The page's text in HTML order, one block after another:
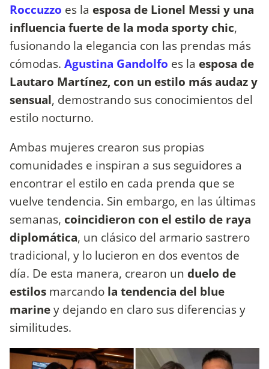
Roccuzzo es la esposa de Lionel Messi y una
influencia fuerte de la moda sporty chic,
fusionando la elegancia con las prendas más
cómodas. Agustina Gandolfo es la esposa de
Lautaro Martínez, con un estilo más audaz y
sensual, demostrando sus conocimientos del
estilo nocturno.
Ambas mujeres crearon sus propias
comunidades e inspiran a sus seguidores a
encontrar el estilo en cada prenda que se
vuelve tendencia. Sin embargo, en las últimas
semanas, coincidieron con el estilo de raya
diplomática, un clásico del armario sastrero
tradicional, y lo lucieron en dos eventos de
día. De esta manera, crearon un duelo de
estilos marcando la tendencia del blue
mariney dejando en claro sus diferencias y
similitudes.